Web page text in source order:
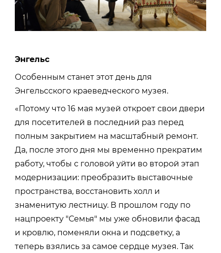
Энгельс
Особенным станет этот день для
Энгельсского краеведческого музея.
«Потому что 16 мая музей откроет свои двери
для посетителей в последний раз перед
полным закрытием на масштабный ремонт.
Да, после этого дня мы временно прекратим
работу, чтобы с головой уйти во второй этап
модернизации: преобразить выставочные
пространства, восстановить холл и
знаменитую лестницу. В прошлом году по
нацпроекту "Семья" мы уже обновили фасад
и кровлю, поменяли окна и подсветку, а
теперь взялись за самое сердце музея. Так